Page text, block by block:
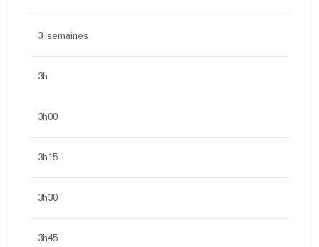
3 semaines
3h
3h00
3h15
3h30
3h45